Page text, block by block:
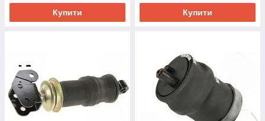
Купити Купити